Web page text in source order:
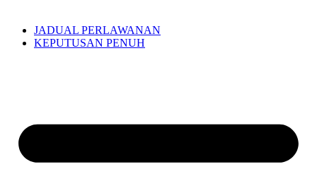
JADUAL PERLAWANAN
KEPUTUSAN PENUH